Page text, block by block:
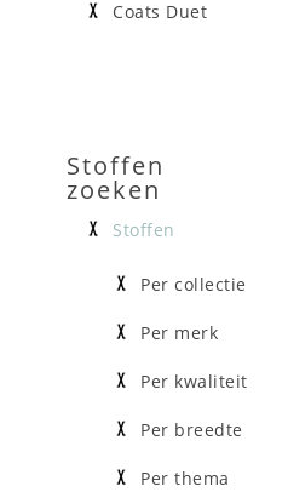
Coats Duet
Stoffen
zoeken
Stoffen
Per collectie
Per merk
Per kwaliteit
Per breedte
Per thema